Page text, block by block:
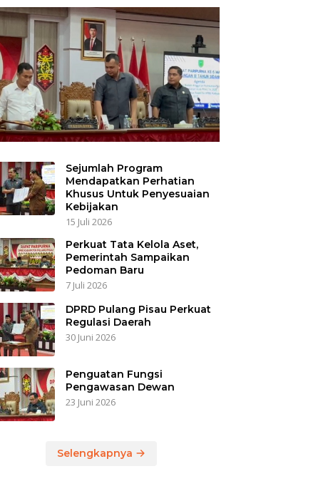
Sejumlah Program
Mendapatkan Perhatian
Khusus Untuk Penyesuaian
Kebijakan
15 Juli 2026
Perkuat Tata Kelola Aset,
Pemerintah Sampaikan
Pedoman Baru
7 Juli 2026
DPRD Pulang Pisau Perkuat
Regulasi Daerah
30 Juni 2026
Penguatan Fungsi
Pengawasan Dewan
23 Juni 2026
Selengkapnya